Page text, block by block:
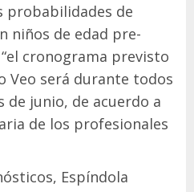
probabilidades de
niños de edad pre-
cronograma previsto
Veo será durante todos
de junio, de acuerdo a
de los profesionales
Espíndola